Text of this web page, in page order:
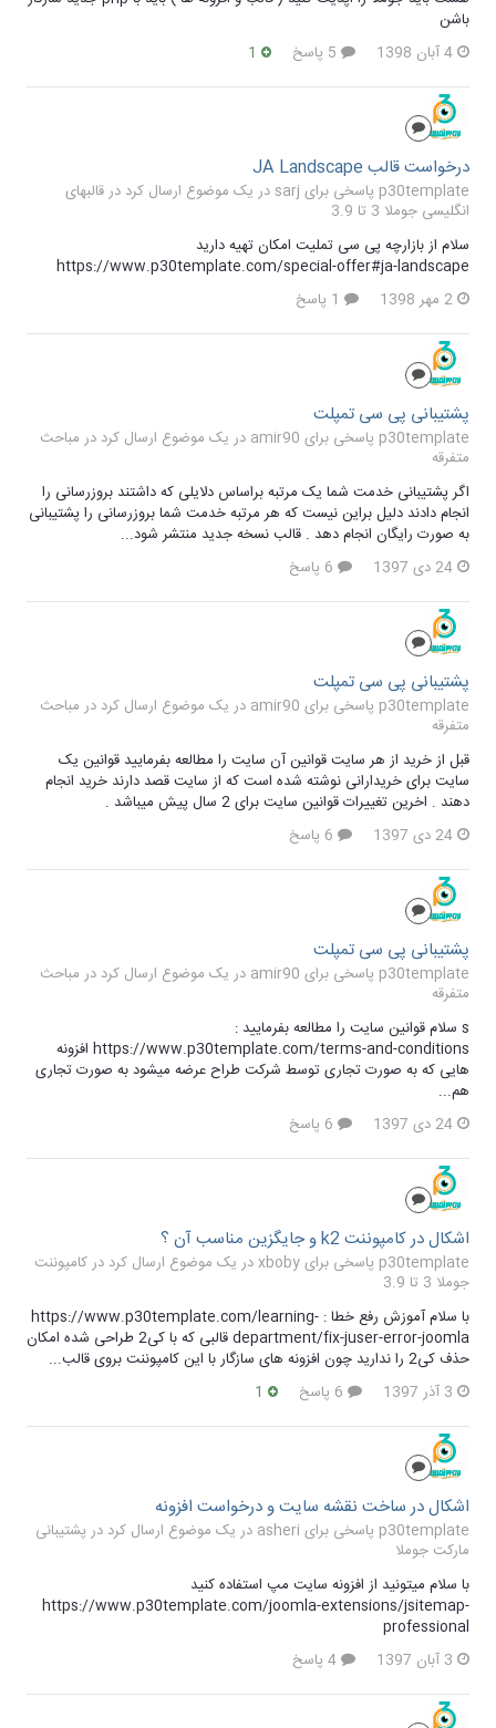
باشن
4 آبان 1398
درخواست قالب JA Landscape
p30template پاسخی برای sarj در یک موضوع ارسال کرد در
قالبهای
انگلیسی جوملا 3 تا 3.9
سلام از بازارچه پی سی تملیت امکان تهیه دارید
https://www.p30template.com/special-offer#ja-landscape
2 مهر 1398
پشتیبانی پی سی تمپلت
p30template پاسخی برای amir90 در یک موضوع ارسال کرد در
مباحث
متفرقه
اگر پشتیبانی خدمت شما یک مرتبه براساس دلایلی که داشتند بروزرسانی را
انجام دادند دلیل براین نیست که هر مرتبه خدمت شما بروزرسانی را پشتیبانی
به صورت رایگان انجام دهد . قالب نسخه جدید منتشر شود...
24 دی 1397
پشتیبانی پی سی تمپلت
p30template پاسخی برای amir90 در یک موضوع ارسال کرد در
مباحث
متفرقه
قبل از خرید از هر سایت قوانین آن سایت را مطالعه بفرمایید قوانین یک
سایت برای خریدارانی نوشته شده است که از سایت قصد دارند خرید انجام
دهند . اخرین تغییرات قوانین سایت برای 2 سال پیش میباشد .
24 دی 1397
پشتیبانی پی سی تمپلت
p30template پاسخی برای amir90 در یک موضوع ارسال کرد در
مباحث
متفرقه
s سلام قوانین سایت را مطالعه بفرمایید :
https://www.p30template.com/terms-and-conditions افزونه
هایی که به صورت تجاری توسط شرکت طراح عرضه میشود به صورت تجاری
هم...
24 دی 1397
اشکال در کامپوننت k2 و جایگزین مناسب آن ؟
p30template پاسخی برای xboby در یک موضوع ارسال کرد در
کامپوننت
جوملا 3 تا 3.9
با سلام آموزش رفع خطا : https://www.p30template.com/learning-
department/fix-juser-error-joomla قالبی که با کی2 طراحی شده امکان
حذف کی2 را ندارید چون افزونه های سازگار با این کامپوننت بروی قالب...
3 آذر 1397
اشکال در ساخت نقشه سایت و درخواست افزونه
p30template پاسخی برای asheri در یک موضوع ارسال کرد در
پشتیبانی
مارکت جوملا
با سلام میتونید از افزونه سایت مپ استفاده کنید
https://www.p30template.com/joomla-extensions/jsitemap-
professional
3 آبان 1397